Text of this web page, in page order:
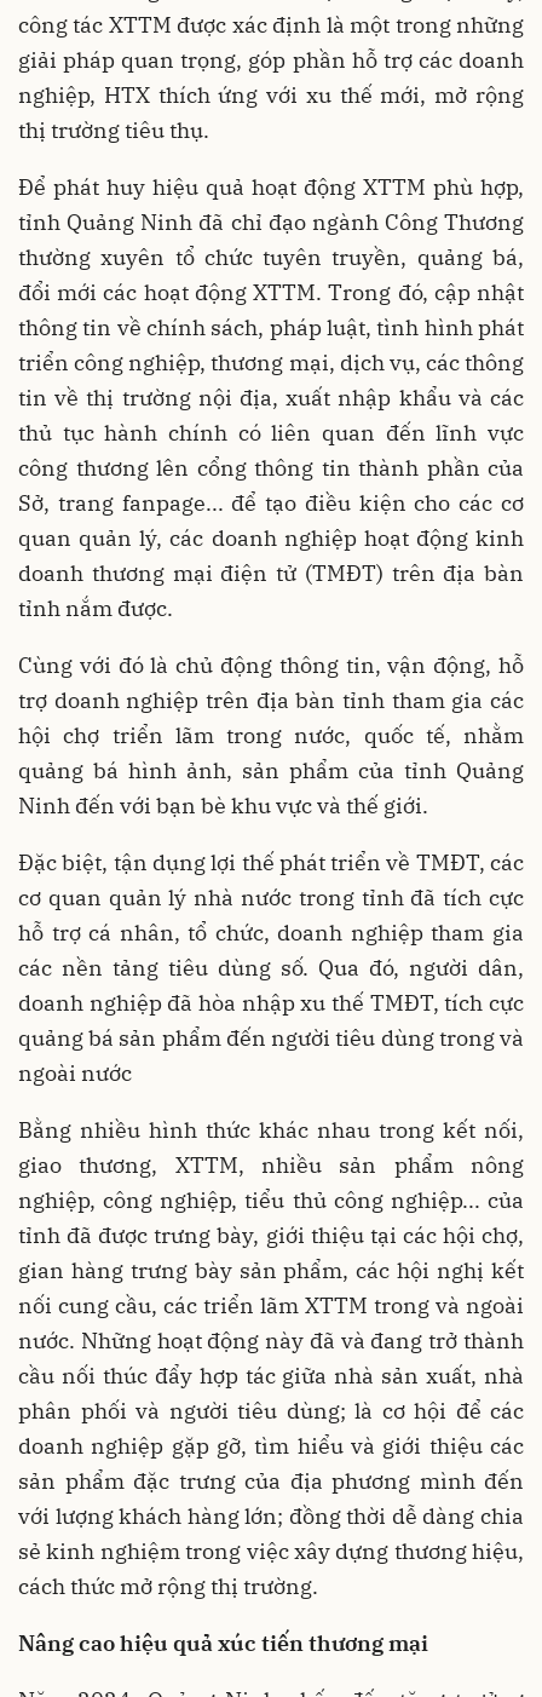
công tác XTTM được xác định là một trong những
giải pháp quan trọng, góp phần hỗ trợ các doanh
nghiệp, HTX thích ứng với xu thế mới, mở rộng
thị trường tiêu thụ.
Để phát huy hiệu quả hoạt động XTTM phù hợp,
tỉnh Quảng Ninh đã chỉ đạo ngành Công Thương
thường xuyên tổ chức tuyên truyền, quảng bá,
đổi mới các hoạt động XTTM. Trong đó, cập nhật
thông tin về chính sách, pháp luật, tình hình phát
triển công nghiệp, thương mại, dịch vụ, các thông
tin về thị trường nội địa, xuất nhập khẩu và các
thủ tục hành chính có liên quan đến lĩnh vực
công thương lên cổng thông tin thành phần của
Sở, trang fanpage... để tạo điều kiện cho các cơ
quan quản lý, các doanh nghiệp hoạt động kinh
doanh thương mại điện tử (TMĐT) trên địa bàn
tỉnh nắm được.
Cùng với đó là chủ động thông tin, vận động, hỗ
trợ doanh nghiệp trên địa bàn tỉnh tham gia các
hội chợ triển lãm trong nước, quốc tế, nhằm
quảng bá hình ảnh, sản phẩm của tỉnh Quảng
Ninh đến với bạn bè khu vực và thế giới.
Đặc biệt, tận dụng lợi thế phát triển về TMĐT, các
cơ quan quản lý nhà nước trong tỉnh đã tích cực
hỗ trợ cá nhân, tổ chức, doanh nghiệp tham gia
các nền tảng tiêu dùng số. Qua đó, người dân,
doanh nghiệp đã hòa nhập xu thế TMĐT, tích cực
quảng bá sản phẩm đến người tiêu dùng trong và
ngoài nước
Bằng nhiều hình thức khác nhau trong kết nối,
giao thương, XTTM, nhiều sản phẩm nông
nghiệp, công nghiệp, tiểu thủ công nghiệp... của
tỉnh đã được trưng bày, giới thiệu tại các hội chợ,
gian hàng trưng bày sản phẩm, các hội nghị kết
nối cung cầu, các triển lãm XTTM trong và ngoài
nước. Những hoạt động này đã và đang trở thành
cầu nối thúc đẩy hợp tác giữa nhà sản xuất, nhà
phân phối và người tiêu dùng; là cơ hội để các
doanh nghiệp gặp gỡ, tìm hiểu và giới thiệu các
sản phẩm đặc trưng của địa phương mình đến
với lượng khách hàng lớn; đồng thời dễ dàng chia
sẻ kinh nghiệm trong việc xây dựng thương hiệu,
cách thức mở rộng thị trường.
Nâng cao hiệu quả xúc tiến thương mại